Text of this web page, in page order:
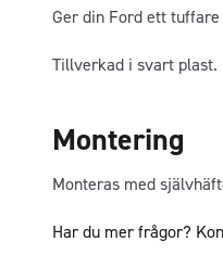
Ger din Ford ett
Tillverkad i svart
Montering
Monteras med
Har du mer frågor?